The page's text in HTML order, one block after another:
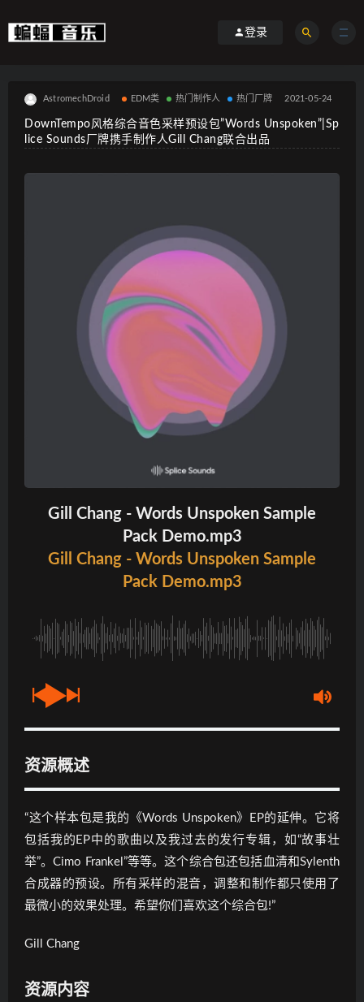
登录
AstromechDroid EDM类 热门制作人 热门厂牌 2021-05-24
DownTempo风格综合音色采样预设包”Words Unspoken”|Sp
lice Sounds厂牌携手制作人Gill Chang联合出品
Gill Chang - Words Unspoken Sample
Pack Demo.mp3
Gill Chang - Words Unspoken Sample
Pack Demo.mp3
资源概述
“这个样本包是我的《Words Unspoken》EP的延伸。它将
包括我的EP中的歌曲以及我过去的发行专辑，如“故事壮
举”。Cimo Frankel”等等。这个综合包还包括血清和Sylenth
合成器的预设。所有采样的混音，调整和制作都只使用了
最微小的效果处理。希望你们喜欢这个综合包!”
Gill Chang
资源内容